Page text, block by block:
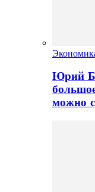
Юрий
можно